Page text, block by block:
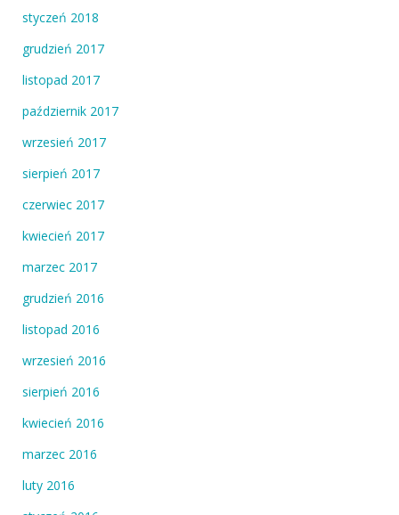
styczeń 2018
grudzień 2017
listopad 2017
październik 2017
wrzesień 2017
sierpień 2017
czerwiec 2017
kwiecień 2017
marzec 2017
grudzień 2016
listopad 2016
wrzesień 2016
sierpień 2016
kwiecień 2016
marzec 2016
luty 2016